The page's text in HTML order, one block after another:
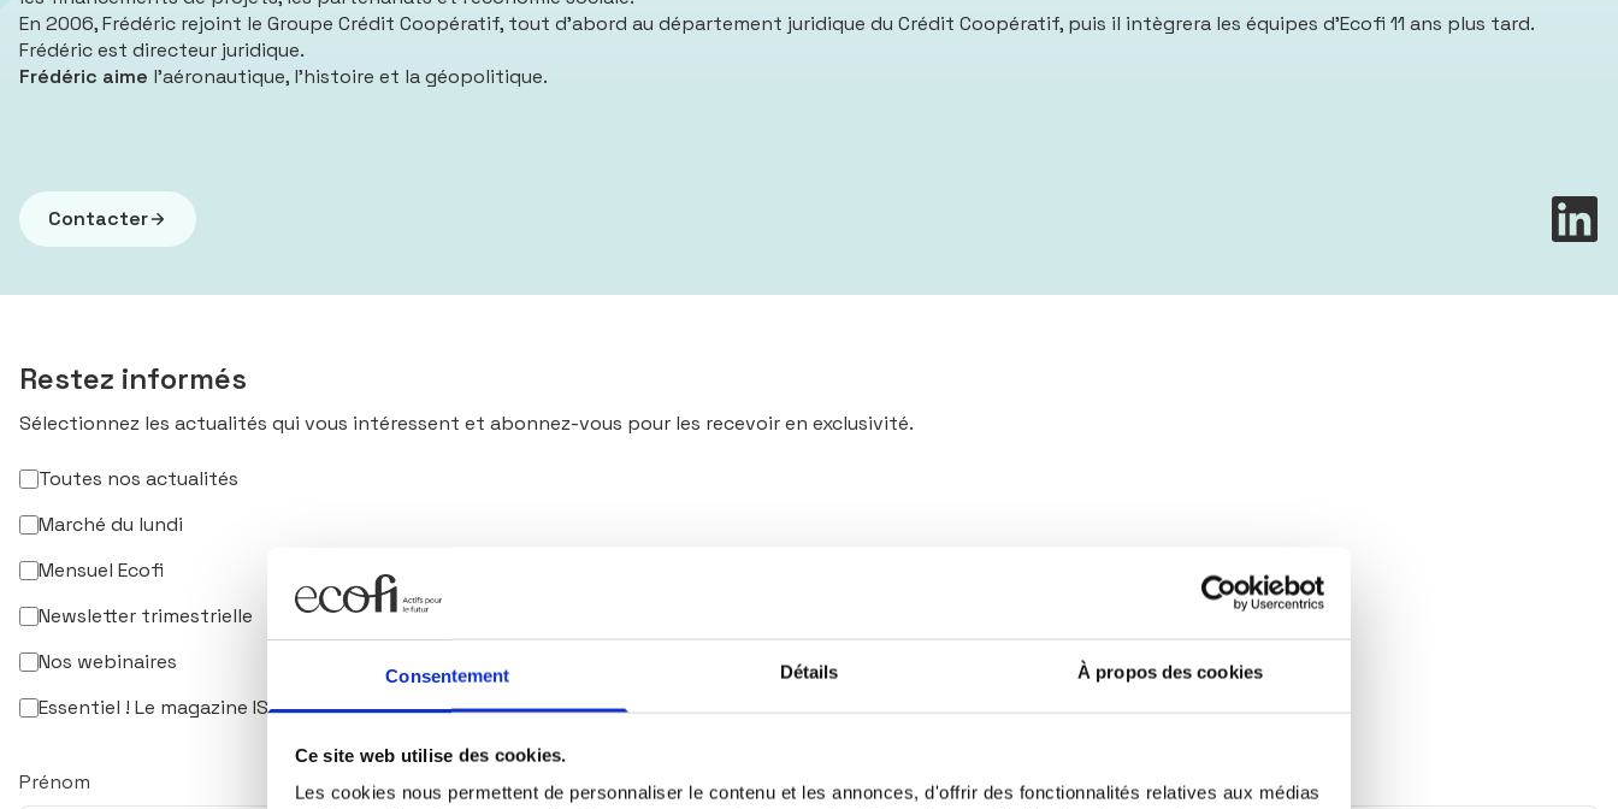
Consentement Détails À propos des cookies
Ce site web utilise des cookies.
Les cookies nous permettent de personnaliser le contenu et les annonces, d'offrir des fonctionnalités relatives aux médias
En 2006, Frédéric rejoint le Groupe Crédit Coopératif, tout d’abord au département juridique du Crédit Coopératif, puis il intègrera les équipes d’Ecofi 11 ans plus tard.
Frédéric est directeur juridique.
Frédéric aime l’aéronautique, l’histoire et la géopolitique.
Contacter
Restez informés
Sélectionnez les actualités qui vous intéressent et abonnez-vous pour les recevoir en exclusivité.
Toutes nos actualités
Marché du lundi
Mensuel Ecofi
Newsletter trimestrielle
Nos webinaires
Essentiel ! Le magazine ISR & solidaire
Prénom